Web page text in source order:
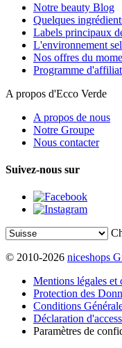
Notre beauty Blog
Quelques
Labels principaux
L'environnement
Nos offres du
Programme
A propos d'Ecco Verde
A propos de nous
Notre Groupe
Nous contacter
Suivez-nous sur
© 2010-2026 niceshops
Mentions légales
Protection des
Conditions
Déclaration
Paramètres de